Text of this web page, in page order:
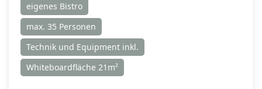
eigenes Bistro
max. 35 Personen
Technik und Equipment inkl.
Whiteboardfläche 21m²